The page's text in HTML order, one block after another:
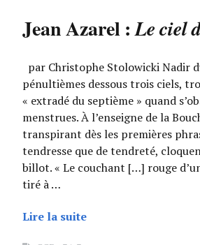
Jean Azarel :Le ciel
par Christophe Stolowicki Nadir
pénultièmes dessous trois ciels,
« extradé du septième » quand
menstrues. À l’enseigne de la
transpirant dès les premières
tendresse que de tendreté,
billot. « Le couchant […] rouge
tiré à …
Lire la suite